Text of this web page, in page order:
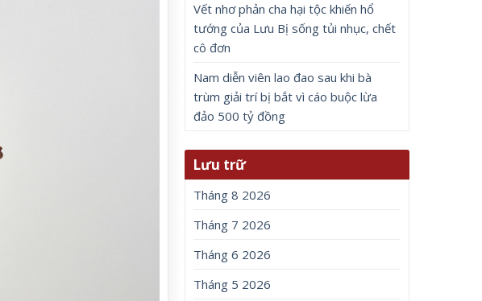
Vết nhơ phản cha hại tộc khiến hổ
tướng của Lưu Bị sống tủi nhục, chết
cô đơn
Nam diễn viên lao đao sau khi bà
trùm giải trí bị bắt vì cáo buộc lừa
đảo 500 tỷ đồng
Lưu trữ
Tháng 8 2026
Tháng 7 2026
Tháng 6 2026
Tháng 5 2026